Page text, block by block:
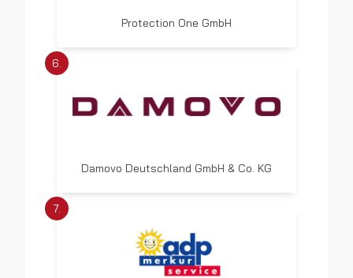
Protection One GmbH
6.
Damovo Deutschland GmbH & Co. KG
7.